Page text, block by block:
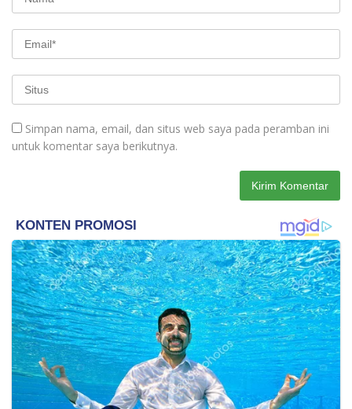
Simpan nama, email, dan situs web saya pada peramban ini
untuk komentar saya berikutnya.